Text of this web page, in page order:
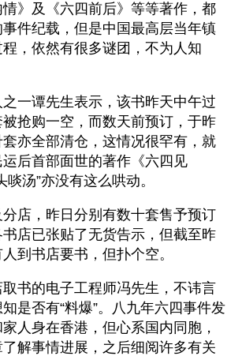
》及《六四前后》等等著作，都
件纪载，但是中国最高层当年镇
，依然有很多谜团，不为人知
一谭先生表示，该书昨天中午过
抢购一空，而数天前预订，于昨
套亦全部清仓，这情况很罕有，就
后首部面世的著作《六四见
啖汤”亦没有这么哄动。
店，昨日分别有数十套售予预订
店已张贴了无货告示，但截至昨
到书店要书，但扑个空。
书的电子工程师冯先生，不讳言
是否有“料爆”。八九年六四事件发
人身在香港，但心系国内同胞，
解事情进展，之后细阅许多有关